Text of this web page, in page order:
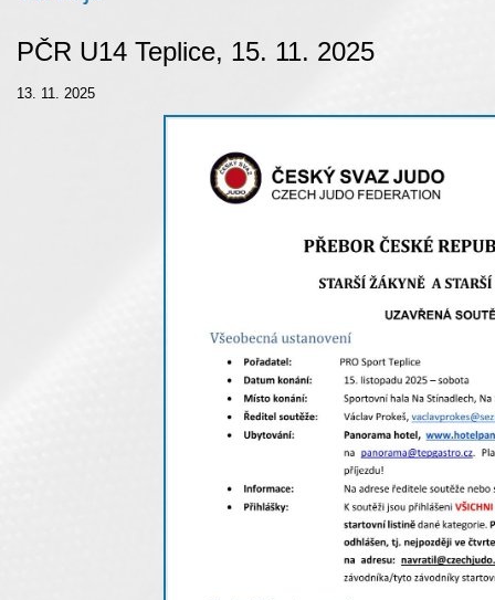
PČR U14 Teplice, 15. 11. 2025
13. 11. 2025